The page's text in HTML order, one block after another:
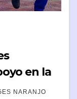
en la
NARANJO